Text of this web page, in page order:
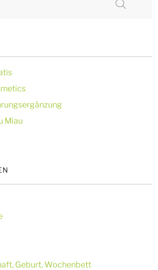
Miau
Geburt, Wochenbett